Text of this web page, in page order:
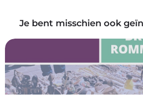
Je bent misschien ook